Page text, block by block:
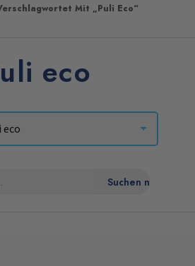
Mit „Puli Eco“
eco